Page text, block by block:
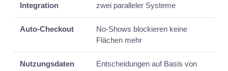
Integration
zwei paralleler Systeme
Auto-Checkout
No-Shows blockieren keine
Flächen mehr
Nutzungsdaten
Entscheidungen auf Basis von